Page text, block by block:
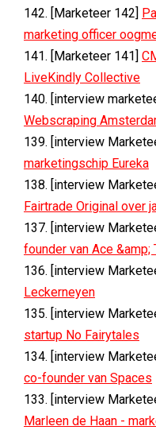
142. [Marketeer 142]
marketing officer
141. [Marketeer 141]
LiveKindly Collective
140. [interview
Webscraping
139. [interview
marketingschip Eureka
138. [interview
Fairtrade Original over
137. [interview
founder van Ace &amp;
136. [interview
Leckerneyen
135. [interview
startup No Fairytales
134. [interview
co-founder van Spaces
133. [interview
Marleen de Haan -